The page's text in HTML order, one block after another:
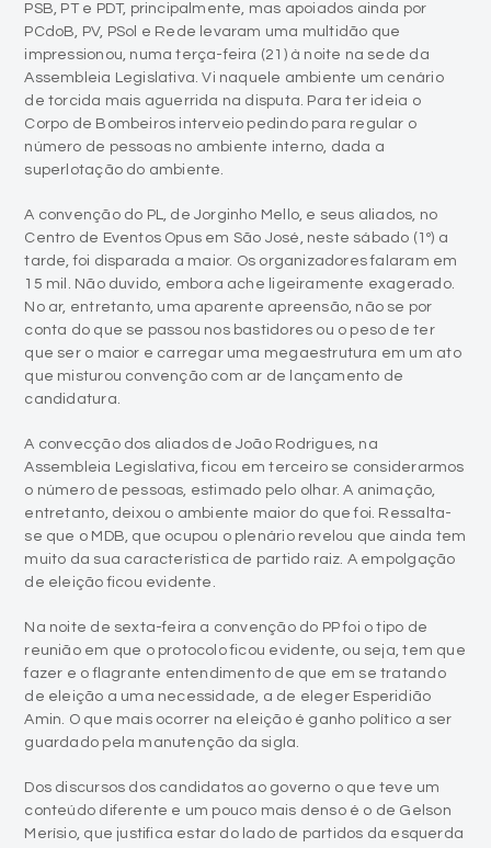
PSB, PT e PDT, principalmente, mas apoiados ainda por
PCdoB, PV, PSol e Rede levaram uma multidão que
impressionou, numa terça-feira (21) à noite na sede da
Assembleia Legislativa. Vi naquele ambiente um cenário
de torcida mais aguerrida na disputa. Para ter ideia o
Corpo de Bombeiros interveio pedindo para regular o
número de pessoas no ambiente interno, dada a
superlotação do ambiente.
A convenção do PL, de Jorginho Mello, e seus aliados, no
Centro de Eventos Opus em São José, neste sábado (1º) a
tarde, foi disparada a maior. Os organizadores falaram em
15 mil. Não duvido, embora ache ligeiramente exagerado.
No ar, entretanto, uma aparente apreensão, não se por
conta do que se passou nos bastidores ou o peso de ter
que ser o maior e carregar uma megaestrutura em um ato
que misturou convenção com ar de lançamento de
candidatura.
A convecção dos aliados de João Rodrigues, na
Assembleia Legislativa, ficou em terceiro se considerarmos
o número de pessoas, estimado pelo olhar. A animação,
entretanto, deixou o ambiente maior do que foi. Ressalta-
se que o MDB, que ocupou o plenário revelou que ainda tem
muito da sua característica de partido raiz. A empolgação
de eleição ficou evidente.
Na noite de sexta-feira a convenção do PP foi o tipo de
reunião em que o protocolo ficou evidente, ou seja, tem que
fazer e o flagrante entendimento de que em se tratando
de eleição a uma necessidade, a de eleger Esperidião
Amin. O que mais ocorrer na eleição é ganho político a ser
guardado pela manutenção da sigla.
Dos discursos dos candidatos ao governo o que teve um
conteúdo diferente e um pouco mais denso é o de Gelson
Merísio, que justifica estar do lado de partidos da esquerda